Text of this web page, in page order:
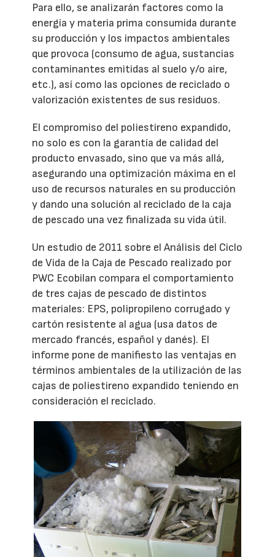
Para ello, se analizarán factores como la
energía y materia prima consumida durante
su producción y los impactos ambientales
que provoca (consumo de agua, sustancias
contaminantes emitidas al suelo y/o aire,
etc.), así como las opciones de reciclado o
valorización existentes de sus residuos.
El compromiso del poliestireno expandido,
no solo es con la garantía de calidad del
producto envasado, sino que va más allá,
asegurando una optimización máxima en el
uso de recursos naturales en su producción
y dando una solución al reciclado de la caja
de pescado una vez finalizada su vida útil.
Un estudio de 2011 sobre el Análisis del Ciclo
de Vida de la Caja de Pescado realizado por
PWC Ecobilan compara el comportamiento
de tres cajas de pescado de distintos
materiales: EPS, polipropileno corrugado y
cartón resistente al agua (usa datos de
mercado francés, español y danés). El
informe pone de manifiesto las ventajas en
términos ambientales de la utilización de las
cajas de poliestireno expandido teniendo en
consideración el reciclado.